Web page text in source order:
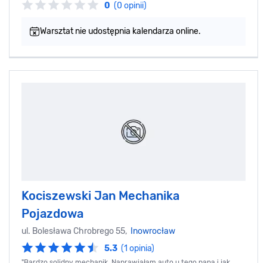
0 (0 opinii)
Warsztat nie udostępnia kalendarza online.
Kociszewski Jan Mechanika
Pojazdowa
ul. Bolesława Chrobrego 55,
Inowrocław
5.3 (1 opinia)